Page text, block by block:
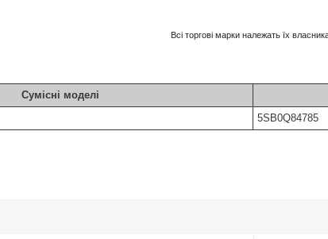
Всі торгові марки належать їх
Сумісні моделі
5SB0Q84785